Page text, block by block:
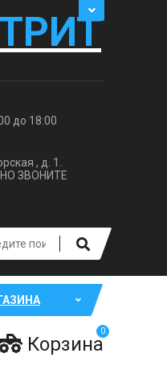
до 18:00
, д. 1.
ЗВОНИТЕ
Корзина
0